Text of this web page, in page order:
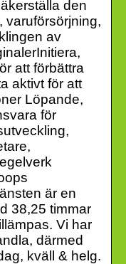
den
varuförsörjning,
av
att förbättra
aktivt för att
Löpande,
för
är en
38,25 timmar
Vi har
därmed
kväll & helg.